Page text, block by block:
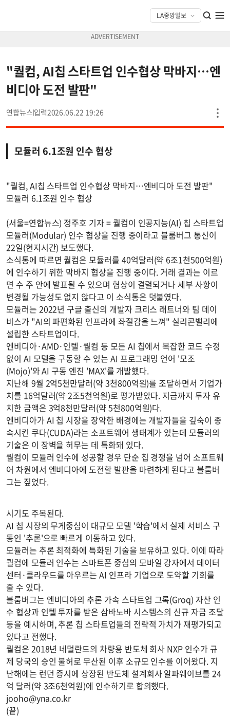
"퀄컴, AI칩 스타트업 인수협상 막바지…엔
비디아 도전 발판"
연합뉴스 2026.06.22 19:26
모듈러 6.1조원 인수 협상
"퀄컴, AI칩 스타트업 인수협상 막바지…엔비디아 도전 발판"
모듈러 6.1조원 인수 협상
(서울=연합뉴스) 정주호 기자 = 퀄컴이 인공지능(AI) 칩 스타트업
모듈러(Modular) 인수 협상을 진행 중이라고 블룸버그 통신이
22일(현지시간) 보도했다.
소식통에 따르면 퀄컴은 모듈러를 40억달러(약 6조1천500억원)
에 인수하기 위한 막바지 협상을 진행 중이다. 거래 결과는 이르
면 수 주 안에 발표될 수 있으며 협상이 결렬되거나 세부 사항이
변경될 가능성도 없지 않다고 이 소식통은 덧붙였다.
모듈러는 2022년 구글 출신의 개발자 크리스 래트너와 팀 데이
비스가 "AI의 파편화된 인프라에 좌절감을 느껴" 실리콘밸리에
설립한 스타트업이다.
엔비디아·AMD·인텔·퀄컴 등 모든 AI 칩에서 복잡한 코드 수정
없이 AI 모델을 구동할 수 있는 AI 프로그래밍 언어 '모조
(Mojo)'와 AI 구동 엔진 'MAX'를 개발했다.
지난해 9월 2억5천만달러(약 3천800억원)를 조달하면서 기업가
치를 16억달러(약 2조5천억원)로 평가받았다. 지금까지 투자 유
치한 금액은 3억8천만달러(약 5천800억원)다.
엔비디아가 AI 칩 시장을 장악한 배경에는 개발자들을 깊숙이 종
속시킨 쿠다(CUDA)라는 소프트웨어 생태계가 있는데 모듈러의
기술은 이 장벽을 허무는 데 특화돼 있다.
퀄컴이 모듈러 인수에 성공할 경우 단순 칩 경쟁을 넘어 소프트웨
어 차원에서 엔비디아에 도전할 발판을 마련하게 된다고 블룸버
그는 짚었다.
시기도 주목된다.
AI 칩 시장의 무게중심이 대규모 모델 '학습'에서 실제 서비스 구
동인 '추론'으로 빠르게 이동하고 있다.
모듈러는 추론 최적화에 특화된 기술을 보유하고 있다. 이에 따라
퀄컴에 모듈러 인수는 스마트폰 중심의 모바일 강자에서 데이터
센터·클라우드를 아우르는 AI 인프라 기업으로 도약할 기회를
줄 수 있다.
블룸버그는 엔비디아의 추론 가속 스타트업 그록(Groq) 자산 인
수 협상과 인텔 투자를 받은 삼바노바 시스템스의 신규 자금 조달
등을 예시하며, 추론 칩 스타트업들의 전략적 가치가 재평가되고
있다고 전했다.
퀄컴은 2018년 네덜란드의 차량용 반도체 회사 NXP 인수가 규
제 당국의 승인 불허로 무산된 이후 소규모 인수를 이어왔다. 지
난해에는 런던 증시에 상장된 반도체 설계회사 알파웨이브를 24
억 달러(약 3조6천억원)에 인수하기로 합의했다.
jooho@yna.co.kr
(끝)